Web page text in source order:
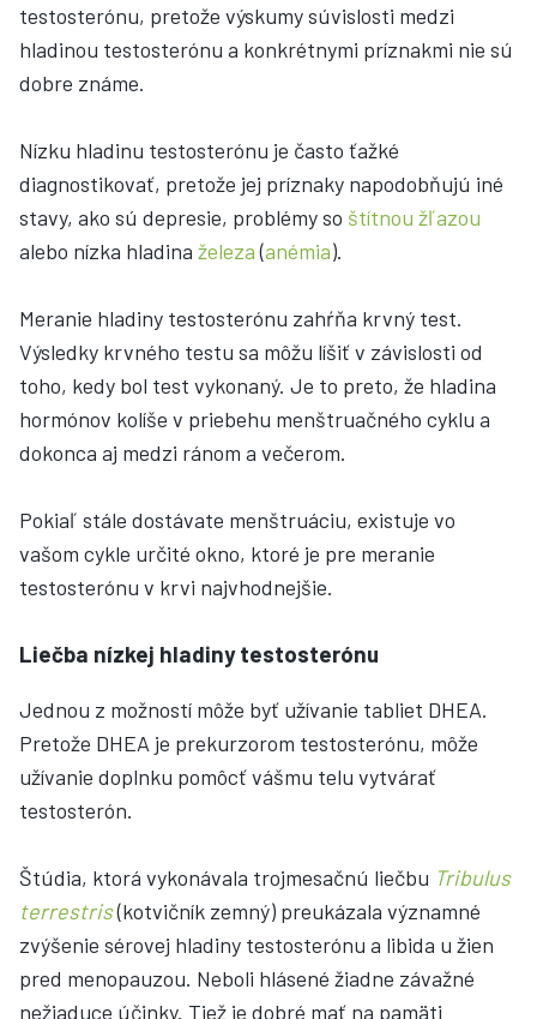
testosterónu, pretože výskumy súvislosti medzi
hladinou testosterónu a konkrétnymi príznakmi nie sú
dobre známe.
Nízku hladinu testosterónu je často ťažké
diagnostikovať, pretože jej príznaky napodobňujú iné
stavy, ako sú depresie, problémy so štítnou žľazou
alebo nízka hladina železa(anémia).
Meranie hladiny testosterónu zahŕňa krvný test.
Výsledky krvného testu sa môžu líšiť v závislosti od
toho, kedy bol test vykonaný. Je to preto, že hladina
hormónov kolíše v priebehu menštruačného cyklu a
dokonca aj medzi ránom a večerom.
Pokiaľ stále dostávate menštruáciu, existuje vo
vašom cykle určité okno, ktoré je pre meranie
testosterónu v krvi najvhodnejšie.
Liečba nízkej hladiny testosterónu
Jednou z možností môže byť užívanie tabliet DHEA.
Pretože DHEA je prekurzorom testosterónu, môže
užívanie doplnku pomôcť vášmu telu vytvárať
testosterón.
Štúdia, ktorá vykonávala trojmesačnú liečbu Tribulus
terrestris(kotvičník zemný) preukázala významné
zvýšenie sérovej hladiny testosterónu a libida u žien
pred menopauzou. Neboli hlásené žiadne závažné
nežiaduce účinky. Tiež je dobré mať na pamäti